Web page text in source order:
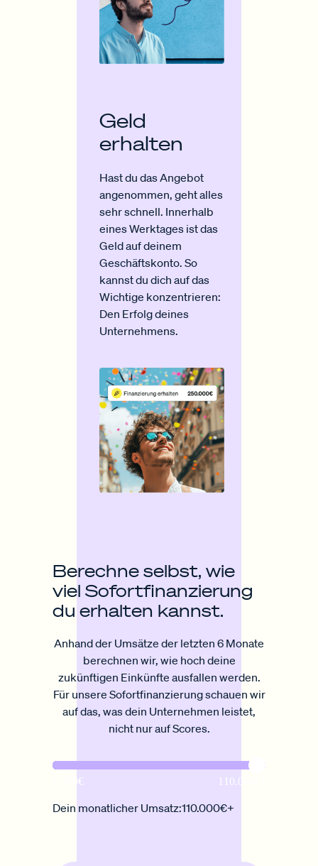
Geld
erhalten
Hast du das Angebot
angenommen, geht alles
sehr schnell. Innerhalb
eines Werktages ist das
Geld auf deinem
Geschäftskonto. So
kannst du dich auf das
Wichtige konzentrieren:
Den Erfolg deines
Unternehmens.
Berechne selbst, wie
viel Sofort­finanzierung
du erhalten kannst.
Anhand der Umsätze der letzten 6 Monate
berechnen wir, wie hoch deine
zukünftigen Einkünfte ausfallen werden.
Für unsere Sofortfinanzierung schauen wir
auf das, was dein Unternehmen leistet,
nicht nur auf Scores.
Dein monatlicher Umsatz:110.000€+